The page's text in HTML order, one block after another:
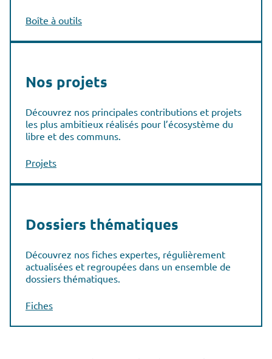
Boîte à outils
Nos projets
Découvrez nos principales contributions et projets
les plus ambitieux réalisés pour l’écosystème du
libre et des communs.
Projets
Dossiers thématiques
Découvrez nos fiches expertes, régulièrement
actualisées et regroupées dans un ensemble de
dossiers thématiques.
Fiches